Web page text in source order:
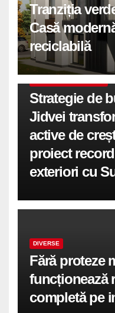
Tranziția
Casă
reciclabilă
Strategie de
Jidvei
active de
proiect
exteriori cu
DIVERSE
Fără proteze
funcționează
completă pe